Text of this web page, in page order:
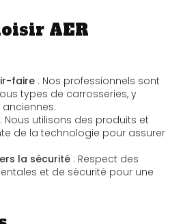
AER
faire : Nos professionnels sont
types de carrosseries, y
: Nous utilisons des produits et
de la technologie pour assurer
la sécurité : Respect des
et de sécurité pour une